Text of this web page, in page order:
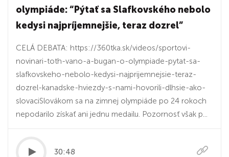
olympiáde: “Pýtať sa Slafkovského nebolo
kedysi najpríjemnejšie, teraz dozrel”
CELÁ DEBATA: https://360tka.sk/videos/sportovi-
novinari-toth-vano-a-bugan-o-olympiade-pytat-sa-
slafkovskeho-nebolo-kedysi-najprijemnejsie-teraz-
dozrel-kanadske-hviezdy-s-nami-hovorili-dlhsie-ako-
slovaciSlovákom sa na zimnej olympiáde po 24 rokoch
nepodarilo získať ani jednu medailu. Pozornosť však p...
30:48